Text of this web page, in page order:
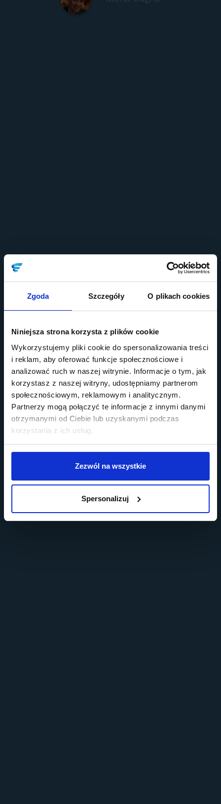
Zgoda Szczegóły O plikach cookies
Niniejsza strona korzysta z plików cookie
Wykorzystujemy pliki cookie do spersonalizowania treści
i reklam, aby oferować funkcje społecznościowe i
analizować ruch w naszej witrynie. Informacje o tym, jak
korzystasz z naszej witryny, udostępniamy partnerom
społecznościowym, reklamowym i analitycznym.
Partnerzy mogą połączyć te informacje z innymi danymi
otrzymanymi od Ciebie lub uzyskanymi podczas
korzystania z ich usług.
Zezwól na wszystkie
Spersonalizuj